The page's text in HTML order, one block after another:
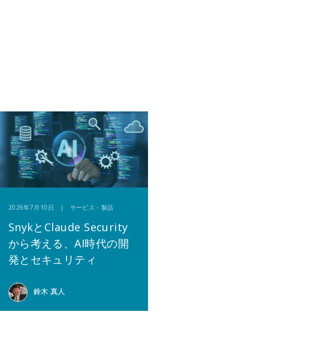
2026年7月10日 | サービス・製品
SnykとClaude Security
から考える、AI時代の開
発とセキュリティ
鈴木 真人